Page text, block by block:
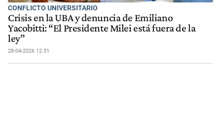
CONFLICTO UNIVERSITARIO
Crisis en la UBA y denuncia de Emiliano
Yacobitti: “El Presidente Milei está fuera de la
ley”
28-04-2026 12:31